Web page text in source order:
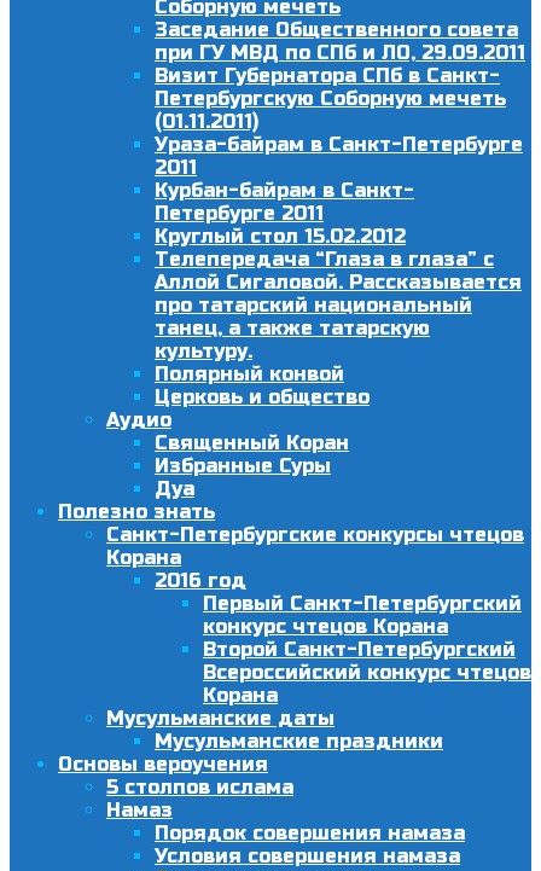
Соборную мечеть
Заседание Общественного совета
при ГУ МВД по СПб и ЛО, 29.09.2011
Визит Губернатора СПб в Санкт-
Петербургскую Соборную мечеть
(01.11.2011)
Ураза-байрам в Санкт-Петербурге
2011
Курбан-байрам в Санкт-
Петербурге 2011
Круглый стол 15.02.2012
Телепередача “Глаза в глаза” с
Аллой Сигаловой. Рассказывается
про татарский национальный
танец, а также татарскую
культуру.
Полярный конвой
Церковь и общество
Аудио
Священный Коран
Избранные Суры
Дуа
Полезно знать
Санкт-Петербургские конкурсы чтецов
Корана
2016 год
Первый Санкт-Петербургский
конкурс чтецов Корана
Второй Санкт-Петербургский
Всероссийский конкурс чтецов
Корана
Мусульманские даты
Мусульманские праздники
Основы вероучения
5 столпов ислама
Намаз
Порядок совершения намаза
Условия совершения намаза